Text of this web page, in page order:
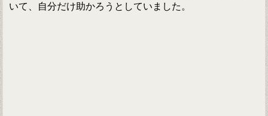
いて、自分だけ助かろうとしていました。